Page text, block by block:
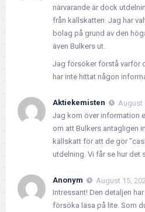
närvarande är dock
från källskatten. Jag har
bolag på grund av den
även Bulkers ut.
Jag försöker förstå varför
har inte hittat någon
Aktiekemisten
August
Jag kom över information
om att Bulkers antagligen
källskatt för att de gör
utdelning. Vi får se hur det
Anonym
August 15,
Intressant! Den detaljen
försöka läsa på lite. Som